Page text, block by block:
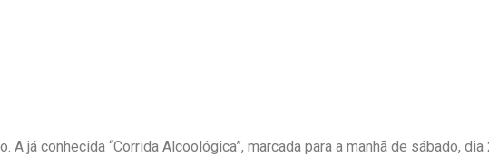
já conhecida “Corrida Alcoológica”, marcada para a manhã de sábado,